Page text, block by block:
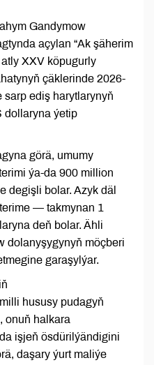
Gandymow
açylan “Ak şäherim
XXV köpugurly
çäklerinde 2026-
sarp ediş harytlarynyň
dollaryna ýetip
görä, umumy
ýa-da 900 million
degişli bolar. Azyk däl
— takmynan 1
deň bolar. Ähli
dolanyşygynyň möçberi
garaşylýar.
hususy pudagyň
onuň halkara
işjeň ösdürilýändigini
daşary ýurt maliýe